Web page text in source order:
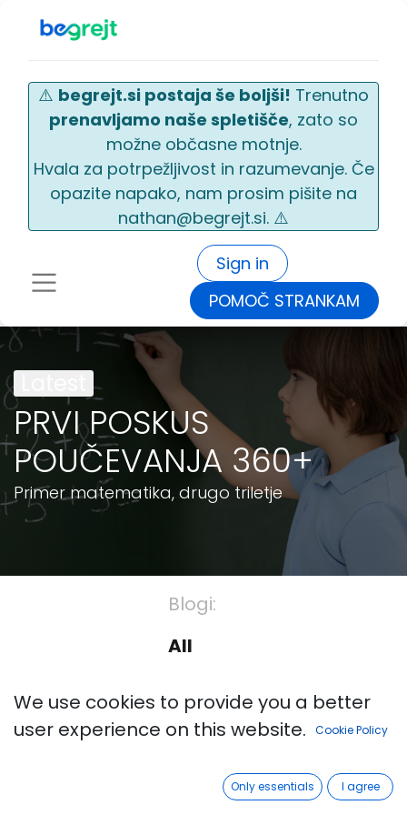
Sign in
POMOČ STRANKAM
⚠️ begrejt.si postaja še boljši! Trenutno
prenavljamo naše spletišče, zato so
možne občasne motnje.
Hvala za potrpežljivost in razumevanje. Če
opazite napako, nam prosim pišite na
nathan@begrejt.si. ⚠️
PRVI POSKUS
POUČEVANJA 360+
Primer matematika, drugo triletje
Blogi:
All
Learning support
1st Educational Cycle
We use cookies to provide you a better
user experience on this website.
Cookie Policy
Only essentials I agree